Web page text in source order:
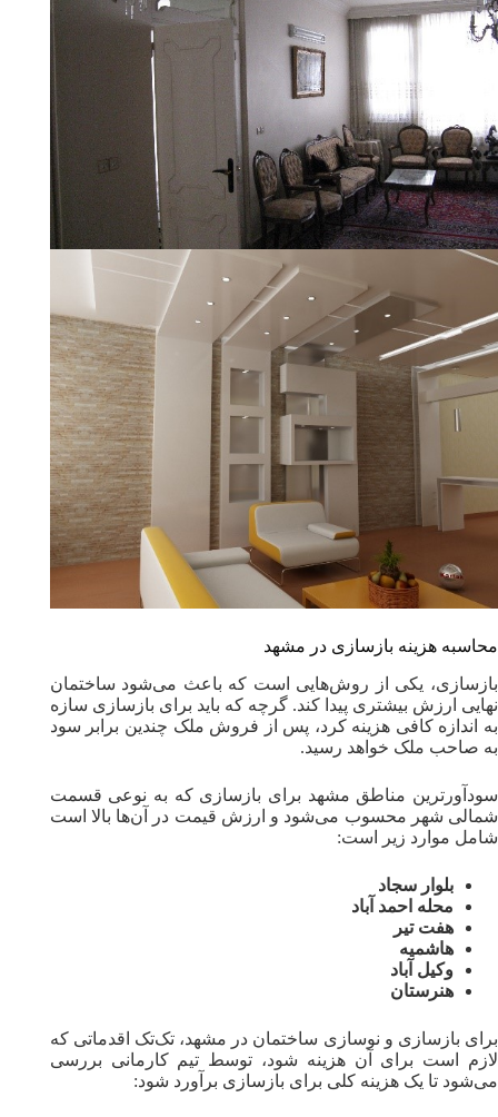
محاسبه هزینه بازسازی در مشهد
بازسازی، یکی از روش‌هایی است که باعث می‌شود ساختمان
نهایی ارزش بیشتری پیدا کند. گرچه که باید برای بازسازی سازه
به اندازه کافی هزینه کرد، پس از فروش ملک چندین برابر سود
به صاحب ملک خواهد رسید.
سودآورترین مناطق مشهد برای بازسازی که به نوعی قسمت
شمالی شهر محسوب می‌شود و ارزش قیمت در آن‌ها بالا است
شامل موارد زیر است:
بلوار سجاد
محله احمد آباد
هفت تیر
هاشمیه
وکیل آباد
هنرستان
برای بازسازی و نوسازی ساختمان در مشهد، تک‌تک اقدماتی که
لازم است برای آن هزینه شود، توسط تیم کارمانی بررسی
می‌شود تا یک هزینه کلی برای بازسازی برآورد شود: